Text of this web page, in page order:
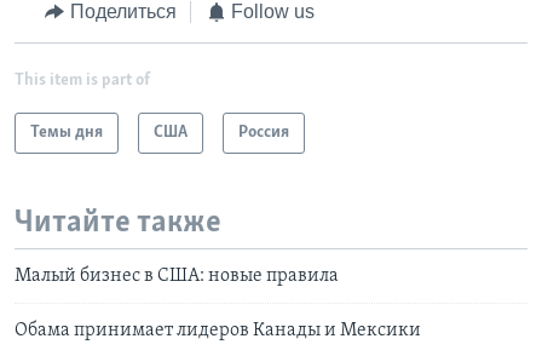
Поделиться Follow us
This item is part of
Темы дня США Россия
Читайте также
Малый бизнес в США: новые правила
Обама принимает лидеров Канады и Мексики